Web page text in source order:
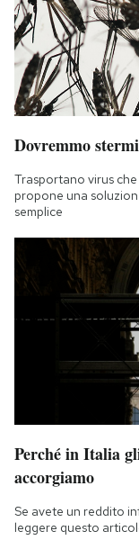
Dovremmo
Trasportano virus
propone una
semplice
Perché in Italia
accorgiamo
Se avete un reddito
leggere questo